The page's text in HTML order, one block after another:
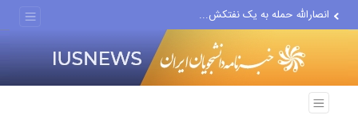
انصارالله حمله به یک نفتکش...
لفاظی جدید نتانیاهو علیه ایران